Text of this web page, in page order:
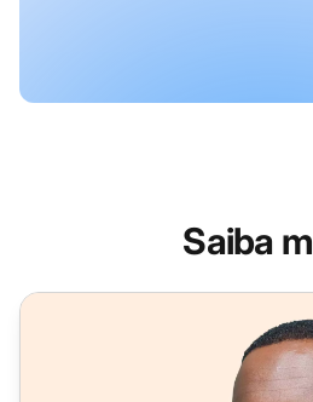
Saiba
Software de telefone por